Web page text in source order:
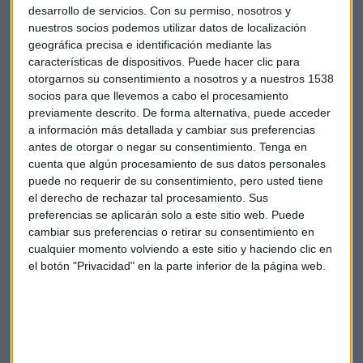
desarrollo de servicios. Con su permiso, nosotros y
nuestros socios podemos utilizar datos de localización
geográfica precisa e identificación mediante las
características de dispositivos. Puede hacer clic para
otorgarnos su consentimiento a nosotros y a nuestros 1538
socios para que llevemos a cabo el procesamiento
previamente descrito. De forma alternativa, puede acceder
a información más detallada y cambiar sus preferencias
antes de otorgar o negar su consentimiento. Tenga en
cuenta que algún procesamiento de sus datos personales
puede no requerir de su consentimiento, pero usted tiene
el derecho de rechazar tal procesamiento. Sus
preferencias se aplicarán solo a este sitio web. Puede
cambiar sus preferencias o retirar su consentimiento en
cualquier momento volviendo a este sitio y haciendo clic en
el botón "Privacidad" en la parte inferior de la página web.
España de un parche transdérmico para tratar el alzhéimer.
Un producto por el que ha pagado inicialmente 45 millones
de euros y que le puede suponer el pago de otros 15 millones
adicionales si se alcanzan determinados hitos de ventas.
Barclays recorta precio objetivo paraMerlin Properties
desde 10 hasta 9,6 euros por acción y para Inmobiliaria
Coloniallo recorta desde 5,9 hasta 5,8 euro.
El Tesoro de Italia reducirá su participación en el banco
rescatadoMonte dei Paschi di Siena“a su debido tiempo y
no será presionado”, dijo el domingo el ministro de
Economía, Giancarlo Giorgetti. Sus declaraciones se
producen después de que el ministro de Asuntos Exteriores,
Antonio Tajani, dijera el sábado que Roma podría acelerar la